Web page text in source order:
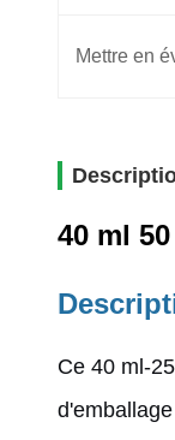
Mettre en
40 ml
Ce 40 ml-